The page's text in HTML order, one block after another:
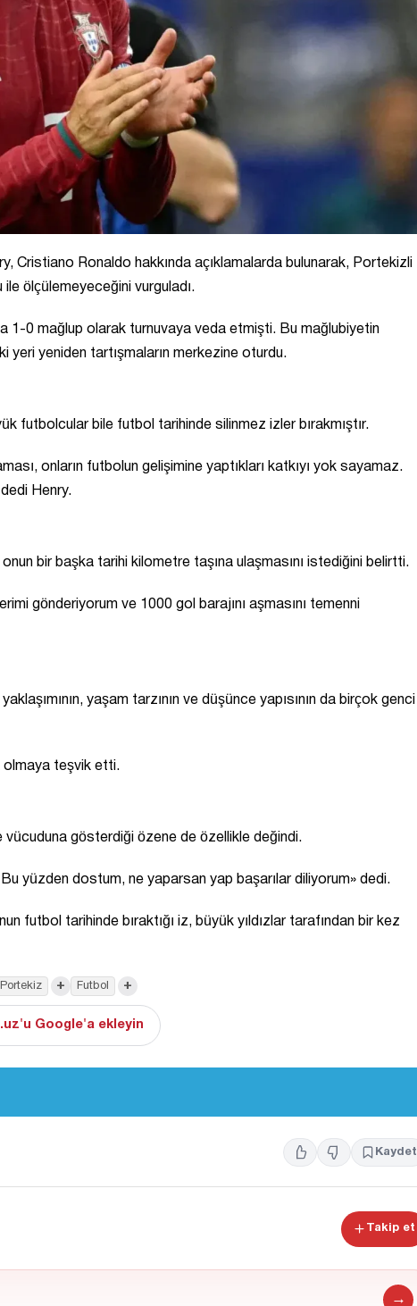
Cristiano Ronaldo hakkında açıklamalarda bulunarak, Portekizli
ile ölçülemeyeceğini vurguladı.
1-0 mağlup olarak turnuvaya veda etmişti. Bu mağlubiyetin
yeri yeniden tartışmaların merkezine oturdu.
futbolcular bile futbol tarihinde silinmez izler bırakmıştır.
onların futbolun gelişimine yaptıkları katkıyı yok sayamaz.
Henry.
bir başka tarihi kilometre taşına ulaşmasını istediğini belirtti.
gönderiyorum ve 1000 gol barajını aşmasını temenni
yaşam tarzının ve düşünce yapısının da birçok genci
olmaya teşvik etti.
gösterdiği özene de özellikle değindi.
yüzden dostum, ne yaparsan yap başarılar diliyorum» dedi.
futbol tarihinde bıraktığı iz, büyük yıldızlar tarafından bir kez
Portekiz + Futbol +
Google'a ekleyin
Kaydet
Takip et
→